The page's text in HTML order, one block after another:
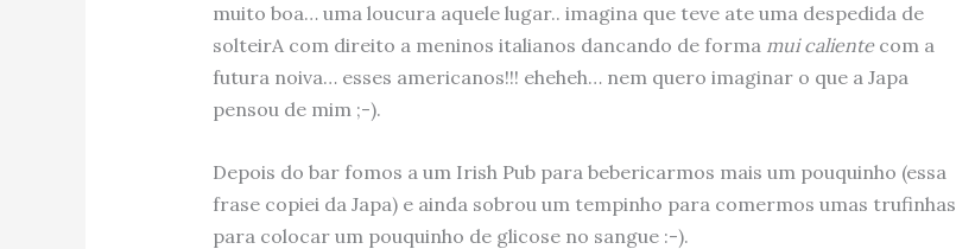
muito boa… uma loucura aquele lugar.. imagina que teve ate uma despedida de
solteirA com direito a meninos italianos dancando de forma mui calientecom a
futura noiva… esses americanos!!! eheheh… nem quero imaginar o que a Japa
pensou de mim ;-).
Depois do bar fomos a um Irish Pub para bebericarmos mais um pouquinho (essa
frase copiei da Japa) e ainda sobrou um tempinho para comermos umas trufinhas
para colocar um pouquinho de glicose no sangue :-).